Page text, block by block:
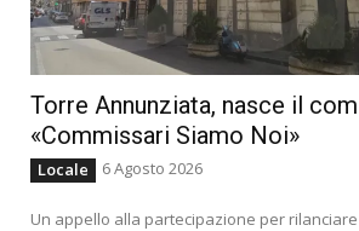
Torre Annunziata, nasce il
«Commissari Siamo Noi»
Locale 6 Agosto 2026
Un appello alla partecipazione per rilanciare